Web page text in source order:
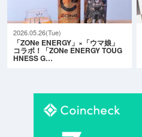
2026.05.26(Tue)
「ZONe ENERGY」×「ウマ娘」
コラボ！「ZONe ENERGY TOUG
HNESS G…